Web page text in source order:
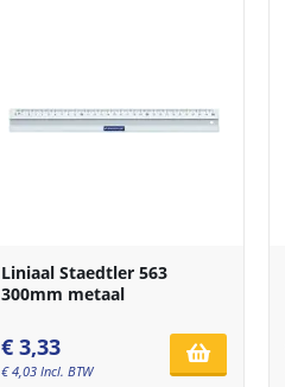
Liniaal Staedtler 563
300mm metaal
€ 3,33
€4,03 Incl. BTW